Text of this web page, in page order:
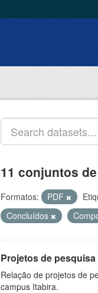
11 conjuntos
Formatos: PDF
Concluídos
Projetos de
Relação de projetos de
campus Itabira.